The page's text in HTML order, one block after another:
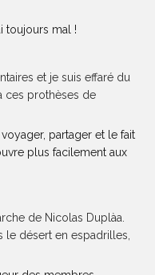
toujours mal !
et je suis effaré du
ces prothèses de
voyager, partager et le fait
plus facilement aux
de Nicolas Duplàa.
le désert en espadrilles,